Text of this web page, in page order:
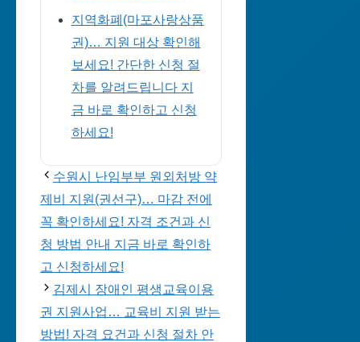
지역화폐(마포사랑상품
권)… 지원 대상 확인해
보세요! 간단한 신청 절
차를 알려드립니다 지
금 바로 확인하고 신청
하세요!
수원시 난임부부 원외처방 약
제비 지원(권선구)… 마감 전에
꼭 확인하세요! 자격 조건과 신
청 방법 안내 지금 바로 확인하
고 신청하세요!
김제시 장애인 평생교육이용
권 지원사업… 교육비 지원 받는
방법! 자격 요건과 신청 절차 안